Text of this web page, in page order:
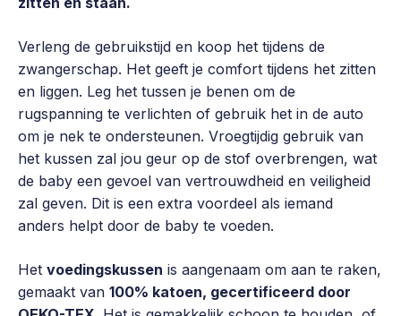
Verleng de gebruikstijd en koop het tijdens de
zwangerschap. Het geeft je comfort tijdens het zitten
en liggen. Leg het tussen je benen om de
rugspanning te verlichten of gebruik het in de auto
om je nek te ondersteunen. Vroegtijdig gebruik van
het kussen zal jou geur op de stof overbrengen, wat
de baby een gevoel van vertrouwdheid en veiligheid
zal geven. Dit is een extra voordeel als iemand
anders helpt door de baby te voeden.
Het voedingskussen is aangenaam om aan te raken,
gemaakt van 100% katoen, gecertificeerd door